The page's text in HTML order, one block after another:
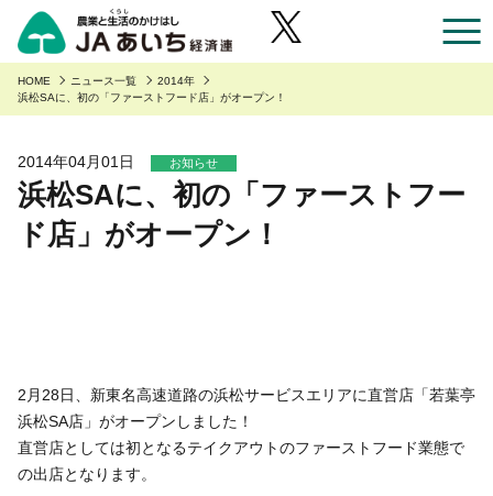
職員採用
お近くのJAのお店一覧
あいち産のご紹介
あいちの園芸
あいちの畜産・お肉
あいちの米・麦・大豆
安全・安心へのこだわり
安全・安心へのこだわり
あいちの農業
Aコープ
グリーンセンター
食肉販売店
農家組合員の方へ
野菜・果物・花を生産の皆様へ
園芸部の取り組み
JAあいち経済連について
HOME ニュース一覧
2014年
浜松SAに、初の「ファーストフード店」がオープン！
2014年04月01日 お知らせ
浜松SAに、初の「ファーストフー
ド店」がオープン！
2月28日、新東名高速道路の浜松サービスエリアに直営店「若葉亭
浜松SA店」がオープンしました！
直営店としては初となるテイクアウトのファーストフード業態で
の出店となります。